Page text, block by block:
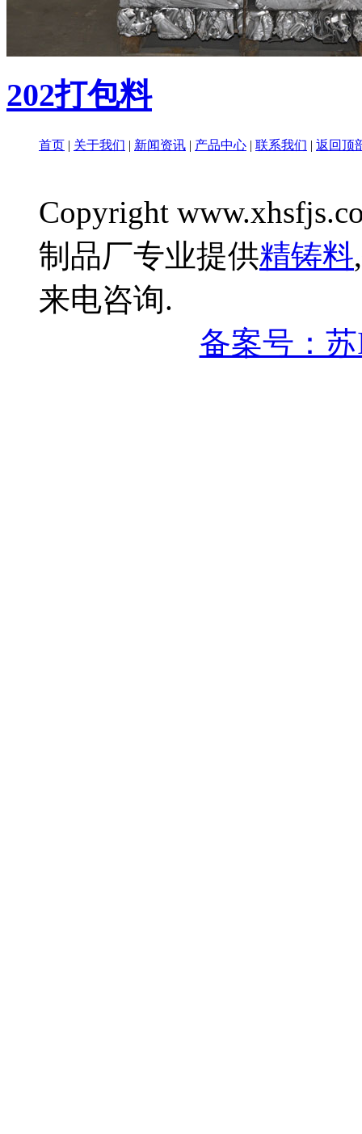
202打包料
首页 | 关于我们 | 新闻资讯 | 产品中心 | 联系我们 | 返回顶
Copyright
制品厂专业提供精铸料,
来电咨询.
备案号：苏